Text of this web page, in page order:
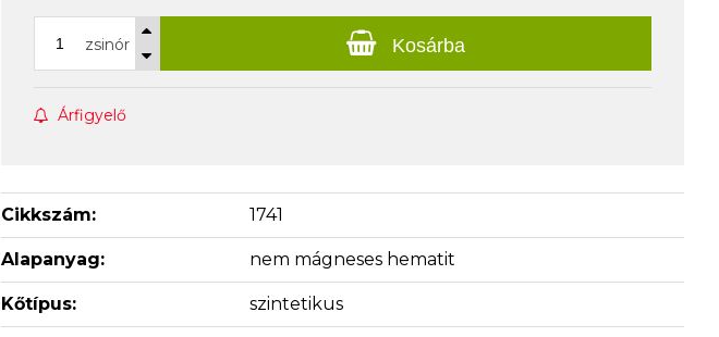
zsinór Kosárba
Árfigyelő
Cikkszám: 1741
Alapanyag: nem mágneses hematit
Kőtípus: szintetikus